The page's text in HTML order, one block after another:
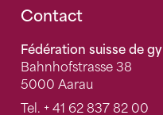
Fusszeile
Contact
Fédération suisse de
Bahnhofstrasse 38
5000 Aarau
Tel. + 41 62 837 82 00